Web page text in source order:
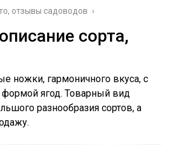
отзывы садоводов
сорта,
ножки, гармоничного вкуса, с
ягод. Товарный вид
разнообразия сортов, а